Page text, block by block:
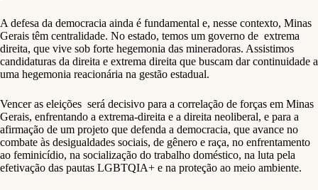
A defesa da democracia ainda é fundamental e, nesse contexto, Minas
Gerais têm centralidade. No estado, temos um governo de extrema
direita, que vive sob forte hegemonia das mineradoras. Assistimos
candidaturas da direita e extrema direita que buscam dar continuidade a
uma hegemonia reacionária na gestão estadual.
Vencer as eleições será decisivo para a correlação de forças em Minas
Gerais, enfrentando a extrema-direita e a direita neoliberal, e para a
afirmação de um projeto que defenda a democracia, que avance no
combate às desigualdades sociais, de gênero e raça, no enfrentamento
ao feminicídio, na socialização do trabalho doméstico, na luta pela
efetivação das pautas LGBTQIA+ e na proteção ao meio ambiente.